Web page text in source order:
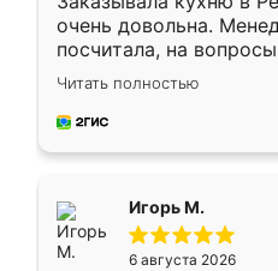
очень довольна.
посчитала, на
Замерщик приехал в
делу со всей
за день, ребята
Читать полностью
Игорь М.
6 августа 2026